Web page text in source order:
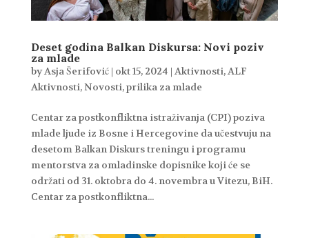
Deset godina Balkan Diskursa: Novi poziv
za mlade
byAsja Šerifović| okt 15, 2024 | Aktivnosti,ALF
Aktivnosti,Novosti,prilika za mlade
Centar za postkonfliktna istraživanja (CPI) poziva
mlade ljude iz Bosne i Hercegovine da učestvuju na
desetom Balkan Diskurs treningu i programu
mentorstva za omladinske dopisnike koji će se
održati od 31. oktobra do 4. novembra u Vitezu, BiH.
Centar za postkonfliktna...